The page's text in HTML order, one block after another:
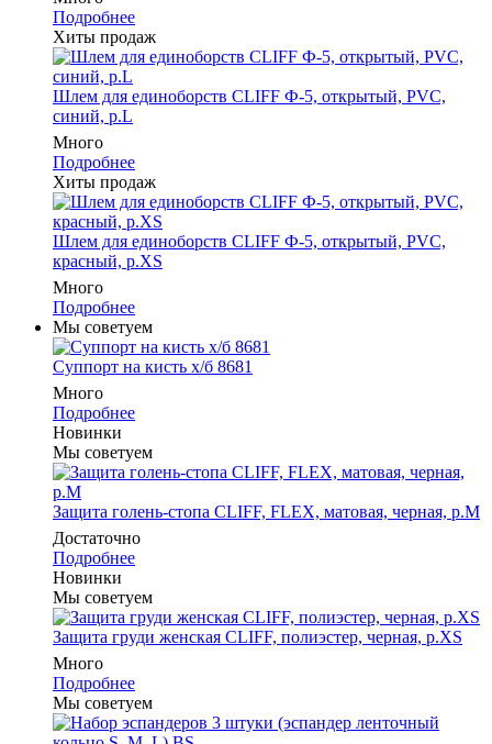
Подробнее
Хиты продаж
Шлем для единоборств CLIFF Ф-5, открытый, PVC,
синий, p.L
Много
Подробнее
Хиты продаж
Шлем для единоборств CLIFF Ф-5, открытый, PVC,
красный, p.XS
Много
Подробнее
Мы советуем
Суппорт на кисть х/б 8681
Много
Подробнее
Новинки
Мы советуем
Защита голень-стопа CLIFF, FLEX, матовая, черная, р.M
Достаточно
Подробнее
Новинки
Мы советуем
Защита груди женская CLIFF, полиэстер, черная, р.XS
Много
Подробнее
Мы советуем